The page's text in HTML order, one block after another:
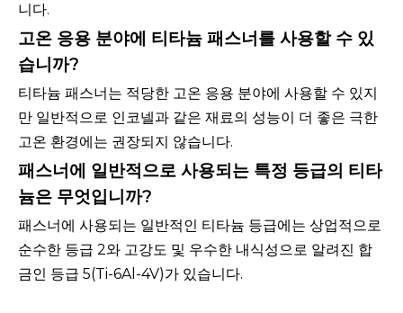
니다.
고온 응용 분야에 티타늄 패스너를 사용할 수 있
습니까?
티타늄 패스너는 적당한 고온 응용 분야에 사용할 수 있지
만 일반적으로 인코넬과 같은 재료의 성능이 더 좋은 극한
고온 환경에는 권장되지 않습니다.
패스너에 일반적으로 사용되는 특정 등급의 티타
늄은 무엇입니까?
패스너에 사용되는 일반적인 티타늄 등급에는 상업적으로
순수한 등급 2와 고강도 및 우수한 내식성으로 알려진 합
금인 등급 5(Ti-6Al-4V)가 있습니다.